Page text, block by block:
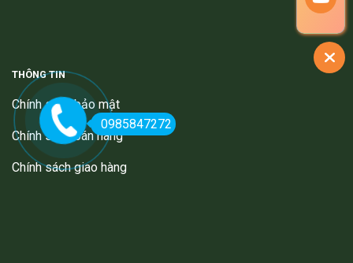
THÔNG TIN
Chính sách bảo mật
Chính sách bán hàng
Chính sách giao hàng
0985847272